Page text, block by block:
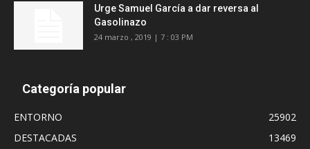
Urge Samuel García a dar reversa al
Gasolinazo
24 marzo , 2019 | 7 : 03 PM
Categoría popular
ENTORNO
25902
DESTACADAS
13469